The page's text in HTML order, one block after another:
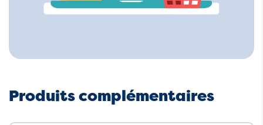
Produits complémentaires